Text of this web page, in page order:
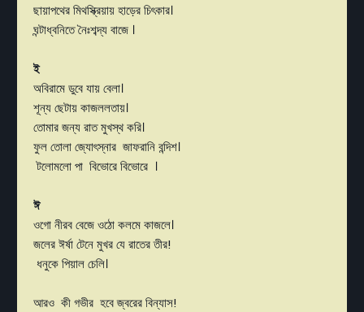
ছায়াপথের মিথস্ক্রিয়ায় হাড়ের চিৎকার।
ঘন্টাধ্বনিতে নৈঃশব্দ্য বাজে ।
ই
অবিরামে ডুবে যায় বেলা।
শূন্য ছেটায় কাজললতায়।
তোমার জন্য রাত মুখস্থ করি।
ফুল তোলা জ্যোৎস্নার জাফরানি বন্দিশ।
টলোমলো পা বিভোরে বিভোরে ।
ঈ
ওগো নীরব বেজে ওঠো কলমে কাজলে।
জলের ঈর্ষা টেনে মুখর যে রাতের তীর!
ধনুকে পিয়াল চেলি।
আরও কী গভীর হবে জ্বরের বিন্যাস!